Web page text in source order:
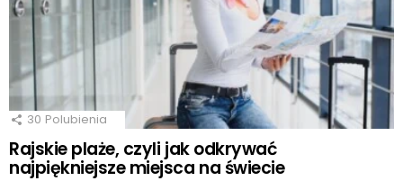
30 Polubienia
Rajskie plaże, czyli jak odkrywać
najpiękniejsze miejsca na świecie